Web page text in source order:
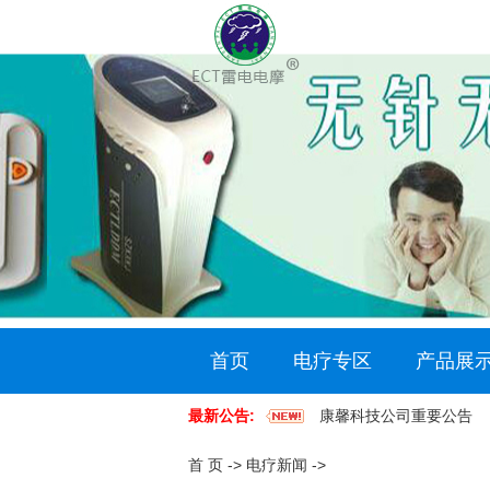
首页 电疗专区 产品展
最新公告: 康馨科技公司重要公告
首 页 -> 电疗新闻 ->